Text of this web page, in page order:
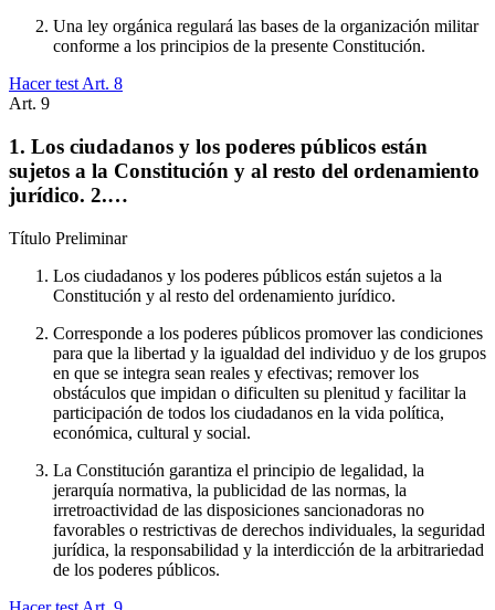
Una ley orgánica regulará las bases de la organización militar
conforme a los principios de la presente Constitución.
Hacer test Art. 8
Art. 9
1. Los ciudadanos y los poderes públicos están
sujetos a la Constitución y al resto del ordenamiento
jurídico. 2.…
Título Preliminar
Los ciudadanos y los poderes públicos están sujetos a la
Constitución y al resto del ordenamiento jurídico.
Corresponde a los poderes públicos promover las condiciones
para que la libertad y la igualdad del individuo y de los grupos
en que se integra sean reales y efectivas; remover los
obstáculos que impidan o dificulten su plenitud y facilitar la
participación de todos los ciudadanos en la vida política,
económica, cultural y social.
La Constitución garantiza el principio de legalidad, la
jerarquía normativa, la publicidad de las normas, la
irretroactividad de las disposiciones sancionadoras no
favorables o restrictivas de derechos individuales, la seguridad
jurídica, la responsabilidad y la interdicción de la arbitrariedad
de los poderes públicos.